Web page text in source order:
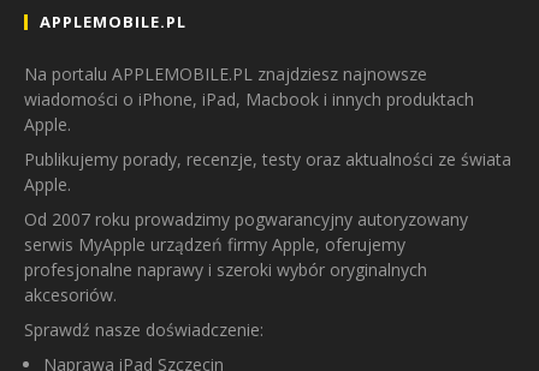
APPLEMOBILE.PL
Na portalu APPLEMOBILE.PL znajdziesz najnowsze
wiadomości o iPhone, iPad, Macbook i innych produktach
Apple.
Publikujemy porady, recenzje, testy oraz aktualności ze świata
Apple.
Od 2007 roku prowadzimy pogwarancyjny autoryzowany
serwis MyApple urządzeń firmy Apple, oferujemy
profesjonalne naprawy i szeroki wybór oryginalnych
akcesoriów.
Sprawdź nasze doświadczenie:
Naprawa iPad Szczecin